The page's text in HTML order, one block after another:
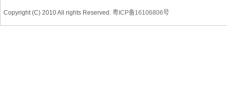
Copyright (C) 2010 All rights Reserved. 粤ICP备16106806号